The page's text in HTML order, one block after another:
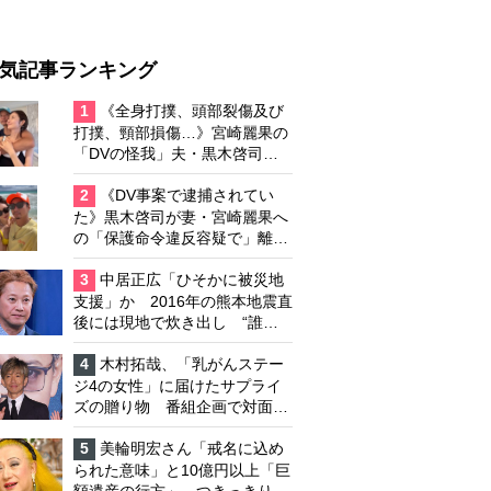
記事ランキング
1
《全身打撲、頭部裂傷及び
打撲、頸部損傷…》宮崎麗果の
「DVの怪我」夫・黒木啓司の
逮捕で始まる「夫婦の闘争」
2
《DV事案で逮捕されてい
た》黒木啓司が妻・宮崎麗果へ
の「保護命令違反容疑で」離婚
協議は「第二ステージ」へ
3
中居正広「ひそかに被災地
支援」か 2016年の熊本地震直
後には現地で炊き出し “誰に
も知られなくて良い”と、むし
ろ強まる福祉活動への思い
4
木村拓哉、「乳がんステー
ジ4の女性」に届けたサプライ
ズの贈り物 番組企画で対面し
たファンが、夢と希望を与える
心遣いに「うれしくて号泣しま
した」
5
美輪明宏さん「戒名に込め
られた意味」と10億円以上「巨